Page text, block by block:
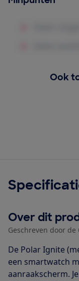
Ook
Over dit
Geschreven door
De Polar Ignite
een smartwatch
aanraakscherm.